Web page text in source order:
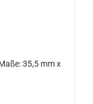
35,5 mm x